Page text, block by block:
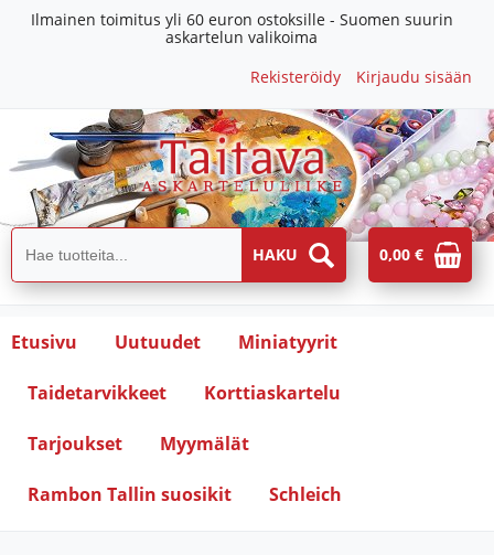
Ilmainen toimitus yli 60 euron ostoksille - Suomen suurin
askartelun valikoima
Rekisteröidy
Kirjaudu sisään
0,00 €
Etusivu Uutuudet Miniatyyrit
Taidetarvikkeet Korttiaskartelu
Tarjoukset Myymälät
Rambon Tallin suosikit Schleich